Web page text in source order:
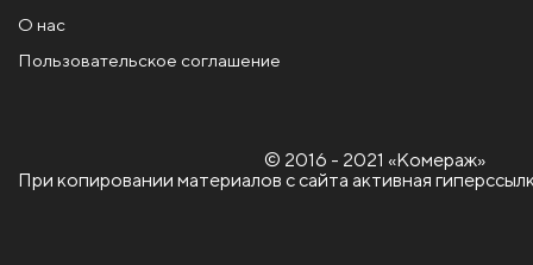
О нас
Пользовательское соглашение
© 2016 - 2021 «Комераж»
При копировании материалов с сайта активная